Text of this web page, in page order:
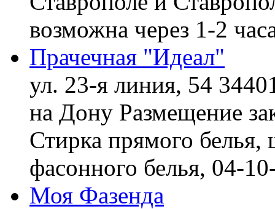
возможна через 1-2
Прачечная "Идеал"
ул. 23-я линия, 54
на Дону Размещение
Стирка прямого
фасонного белья, 04-
Моя Фазенда